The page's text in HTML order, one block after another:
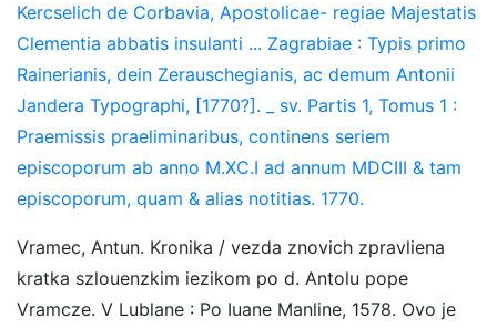
Kercselich de Corbavia, Apostolicae- regiae Majestatis
Clementia abbatis insulanti ... Zagrabiae : Typis primo
Rainerianis, dein Zerauschegianis, ac demum Antonii
Jandera Typographi, [1770?]. _ sv. Partis 1, Tomus 1 :
Praemissis praeliminaribus, continens seriem
episcoporum ab anno M.XC.I ad annum MDCIII & tam
episcoporum, quam & alias notitias. 1770.
Vramec, Antun. Kronika / vezda znovich zpravliena
kratka szlouenzkim iezikom po d. Antolu pope
Vramcze. V Lublane : Po Iuane Manline, 1578. Ovo je